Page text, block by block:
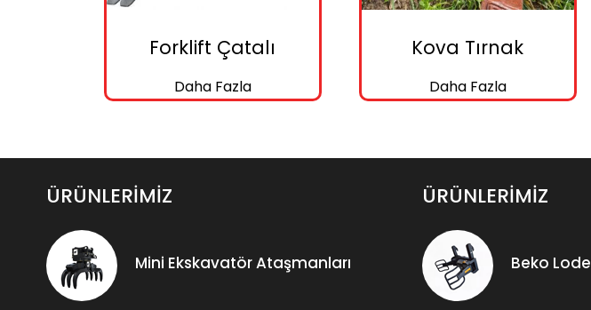
Forklift Çatalı
Daha Fazla
Kova Tırnak
Daha Fazla
ÜRÜNLERİMİZ
Mini Ekskavatör Ataşmanları
ÜRÜNLERİMİZ
Beko